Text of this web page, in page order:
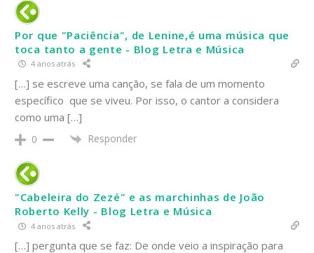
Por que "Paciência", de Lenine,é uma música que
toca tanto a gente - Blog Letra e Música
4 anos atrás
[…] se escreve uma canção, se fala de um momento
específico que se viveu. Por isso, o cantor a considera
como uma […]
0 Responder
"Cabeleira do Zezé" e as marchinhas de João
Roberto Kelly - Blog Letra e Música
4 anos atrás
[…] pergunta que se faz: De onde veio a inspiração para